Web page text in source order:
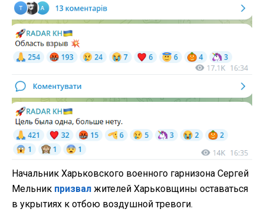
Начальник Харьковского военного гарнизона Сергей
Мельник призвал жителей Харьковщины оставаться
в укрытиях к отбою воздушной тревоги.